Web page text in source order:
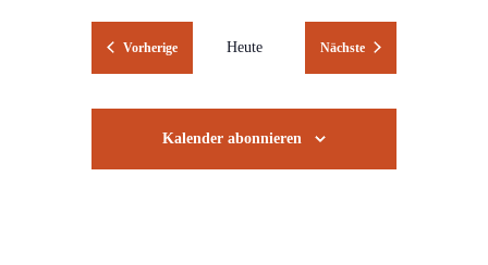
VorherigeVeranstaltungen
Heute NächsteVeranstaltungen
Kalender abonnieren